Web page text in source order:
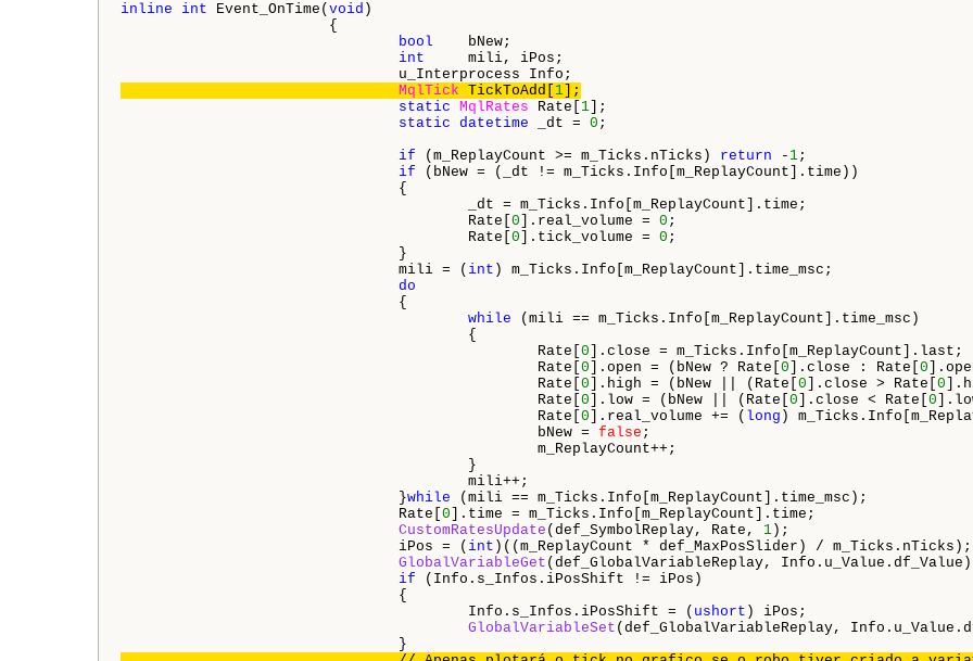
inline int Event_OnTime( void )
{
bool bNew;
int mili, iPos;
MqlTick TickToAdd[ 1
static MqlRates Rate[ 1 ];
static datetime _dt = 0 ;
if (m_ReplayCount >= m_Ticks.nTicks) return - 1;
if (bNew = (_dt != m_Ticks.Info[m_ReplayCount].time))
{
_dt = m_Ticks.Info[m_ReplayCount].time;
Rate[ 0 ].real_volume = 0 ;
Rate[ 0 ].tick_volume = 0 ;
}
mili = ( int ) m_Ticks.Info[m_ReplayCount].time_msc;
do
{
while (mili == m_Ticks.Info[m_ReplayCount].time_msc)
{
Rate[ 0 ].close = m_Ticks.Info[m_ReplayCount].last;
Rate[ 0 ].open = (bNew ? Rate[ 0 ].close : Rate[ 0
Rate[ 0 ].high = (bNew || (Rate[ 0 ].close > Rate[ 0
Rate[ 0 ].low = (bNew || (Rate[ 0 ].close < Rate[ 0
Rate[ 0 ].real_volume += ( long )
bNew = false ;
m_ReplayCount++;
}
mili++;
}while (mili == m_Ticks.Info[m_ReplayCount].time_msc);
Rate[ 0 ].time = m_Ticks.Info[m_ReplayCount].time;
CustomRatesUpdate (def_SymbolReplay, Rate, 1 );
iPos = ( int )((m_ReplayCount * def_MaxPosSlider) / m_Ticks.nTicks);
GlobalVariableGet (def_GlobalVariableReplay,
if (Info.s_Infos.iPosShift != iPos)
{
Info.s_Infos.iPosShift = ( ushort ) iPos;
GlobalVariableSet (def_GlobalVariableReplay,